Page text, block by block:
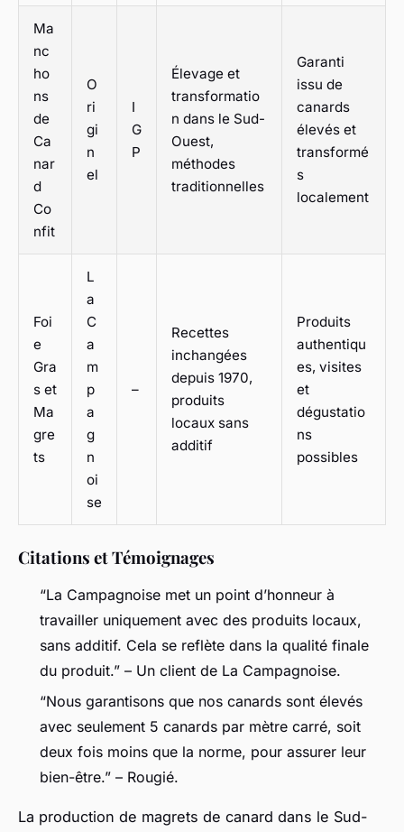
Ma
nc
ho
ns
de
Ca
nar
d
Co
nfit
O
ri
gi
n
el
I
G
P
Élevage et
transformatio
n dans le Sud-
Ouest,
méthodes
traditionnelles
Garanti
issu de
canards
élevés et
transformé
s
localement
Foi
e
Gra
s et
Ma
gre
ts
L
a
C
a
m
p
a
g
n
oi
se
–
Recettes
inchangées
depuis 1970,
produits
locaux sans
additif
Produits
authentiqu
es, visites
et
dégustatio
ns
possibles
Citations et Témoignages
“La Campagnoise met un point d’honneur à
travailler uniquement avec des produits locaux,
sans additif. Cela se reflète dans la qualité finale
du produit.” – Un client de La Campagnoise.
“Nous garantisons que nos canards sont élevés
avec seulement 5 canards par mètre carré, soit
deux fois moins que la norme, pour assurer leur
bien-être.” – Rougié.
La production de magrets de canard dans le Sud-